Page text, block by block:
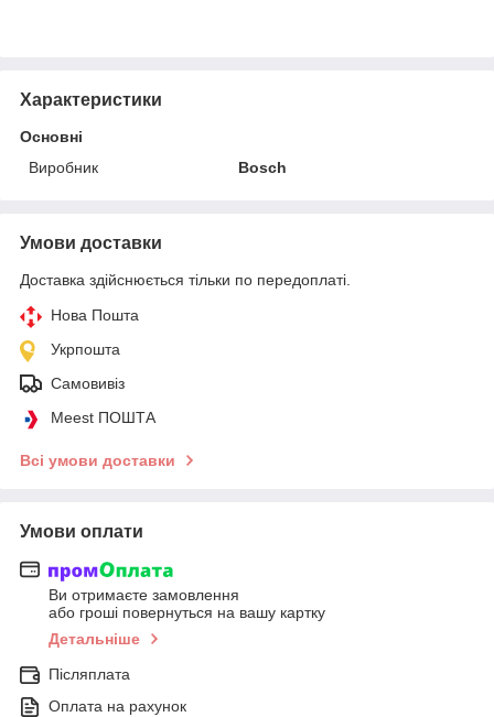
Характеристики
Основні
Виробник
Bosch
Умови доставки
Доставка здійснюється тільки по передоплаті.
Нова Пошта
Укрпошта
Самовивіз
Meest ПОШТА
Всі умови доставки
Умови оплати
Ви отримаєте замовлення
або гроші повернуться на вашу картку
Детальніше
Післяплата
Оплата на рахунок